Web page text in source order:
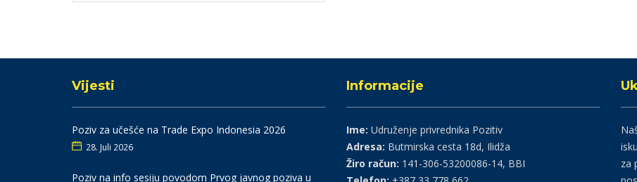
Vijesti
Poziv za učešće na Trade Expo Indonesia 2026
28. Juli 2026
Poziv na info sesiju povodom Prvog javnog poziva u
Informacije
Ime: Udruženje privrednika Pozitiv
Adresa: Butmirska cesta 18d, Ilidža
Žiro račun: 141-306-53200086-14, BBI
za